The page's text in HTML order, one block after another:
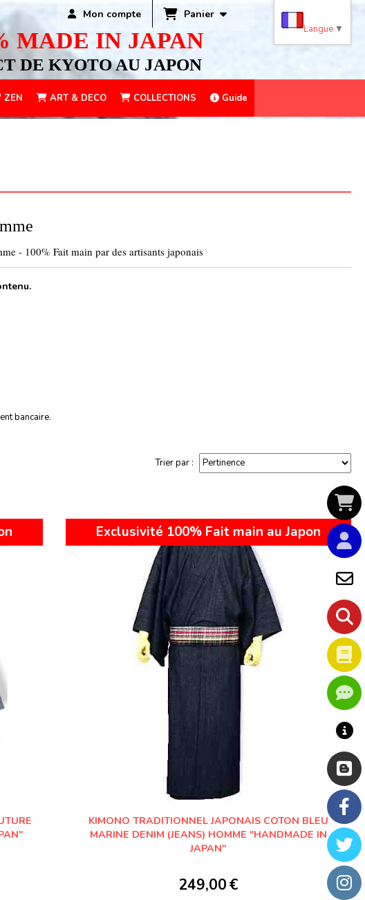
MADE IN JAPAN
DE KYOTO AU JAPON
Mon compte Panier
ZEN ART & DECO COLLECTIONS Guide
- 100% Fait main par des artisants japonais
bancaire.
Trier par :
Exclusivité 100% Fait main au Japon
KIMONO TRADITIONNEL JAPONAIS COTON BLEU
MARINE DENIM (JEANS) HOMME "HANDMADE IN
JAPAN"
249,00€
Langue ▼